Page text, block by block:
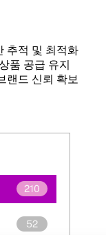
추적 및 최적화
품 공급 유지
랜드 신뢰 확보